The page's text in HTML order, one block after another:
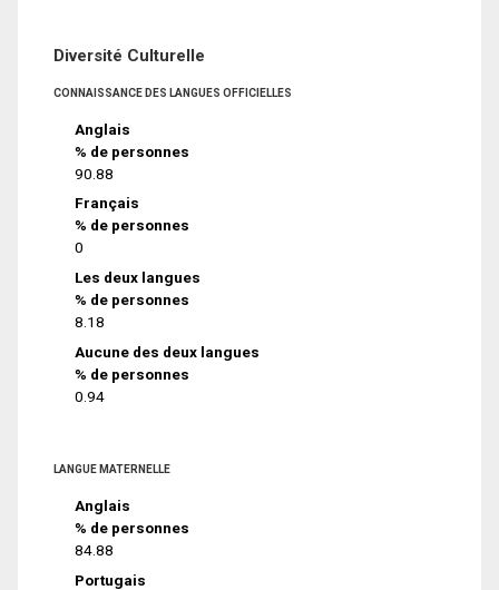
Diversité Culturelle
CONNAISSANCE DES LANGUES OFFICIELLES
Anglais
% de personnes
90.88
Français
% de personnes
0
Les deux langues
% de personnes
8.18
Aucune des deux langues
% de personnes
0.94
LANGUE MATERNELLE
Anglais
% de personnes
84.88
Portugais